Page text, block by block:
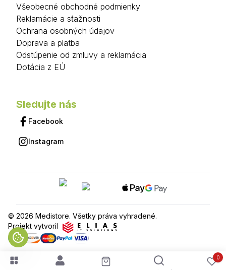
0
Všeobecné obchodné podmienky
Reklamácie a sťažnosti
Ochrana osobných údajov
Doprava a platba
Odstúpenie od zmluvy a reklamácia
Dotácia z EÚ
Sledujte nás
Facebook
Instagram
© 2026 Medistore. Všetky práva vyhradené.
Projekt vytvoril